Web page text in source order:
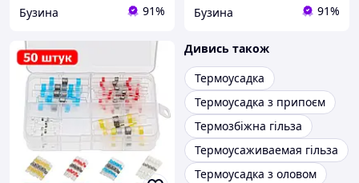
Бузина 91% Бузина 91%
Дивись також
Термоусадка
Термоусадка з припоєм
Термозбіжна гільза
Термоусаживаемая гільза
Термоусадка з оловом